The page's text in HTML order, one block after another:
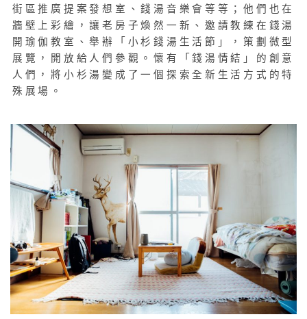
街區推廣提案發想室、錢湯音樂會等等；他們也在
牆壁上彩繪，讓老房子煥然一新、邀請教練在錢湯
開瑜伽教室、舉辦「小杉錢湯生活節」，策劃微型
展覽，開放給人們參觀。懷有「錢湯情結」的創意
人們，將小杉湯變成了一個探索全新生活方式的特
殊展場。